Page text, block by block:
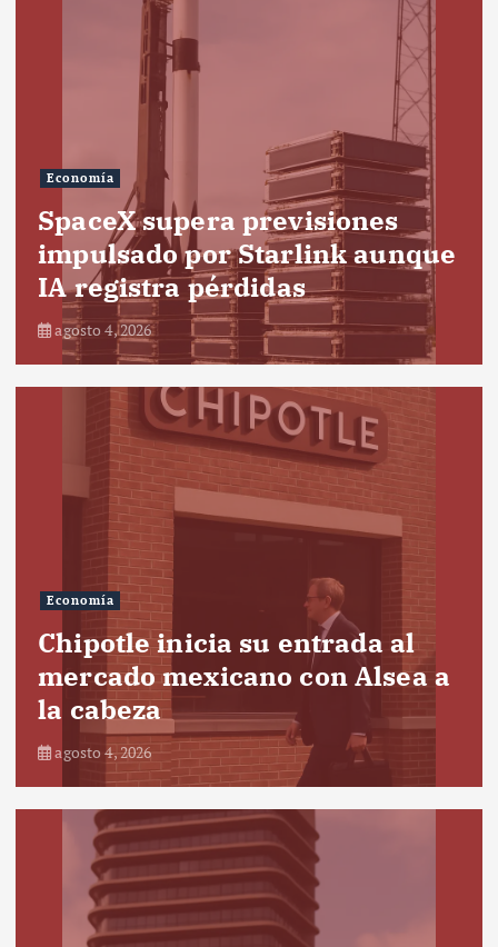
Economía
SpaceX supera previsiones
impulsado por Starlink aunque
IA registra pérdidas
agosto 4, 2026
Economía
Chipotle inicia su entrada al
mercado mexicano con Alsea a
la cabeza
agosto 4, 2026